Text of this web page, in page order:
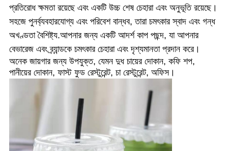
প্রতিরোধ ক্ষমতা রয়েছে এবং একটি উচ্চ শেষ চেহারা এবং অনুভূতি রয়েছে।
সহজে পুনর্ব্যবহারযোগ্য এবং পরিবেশ বান্ধব, তারা চমৎকার স্বাদ এবং গন্ধ
অখণ্ডতা বৈশিষ্ট্য.আপনার জন্য একটি আদর্শ কাপ পছন্দ, যা আপনার
বেভারেজ এবং ব্র্যান্ডকে চমৎকার চেহারা এবং দৃশ্যমানতা প্রদান করে।
অনেক জায়গার জন্য উপযুক্ত, যেমন দুধ চায়ের দোকান, কফি শপ,
পানীয়ের দোকান, ফাস্ট ফুড রেস্টুরেন্ট, চা রেস্টুরেন্ট, অফিস।